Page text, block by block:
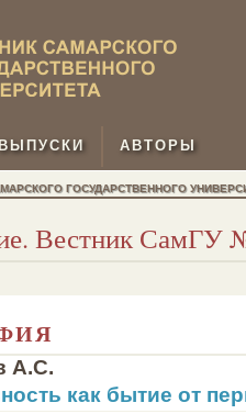
ВЫПУСКИ АВТОРЫ
ГОСУДАРСТВЕННОГО
Вестник СамГУ
А.С.
как бытие от